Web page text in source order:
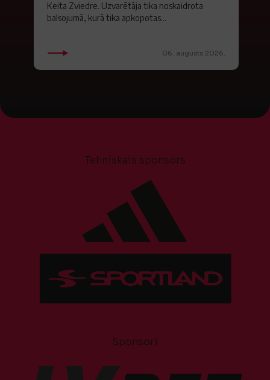
Keita Zviedre. Uzvarētāja tika noskaidrota
balsojumā, kurā tika apkopotas...
06. augusts 2026.
Tehniskais sponsors
Sponsori